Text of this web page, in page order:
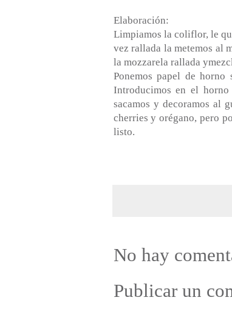
Elaboración:
Limpiamos la coliflor, le
vez rallada la metemos al
la mozzarela rallada
Ponemos papel de
Introducimos en el
sacamos y decoramos al
cherries y orégano, pero
listo.
No hay
Publicar un